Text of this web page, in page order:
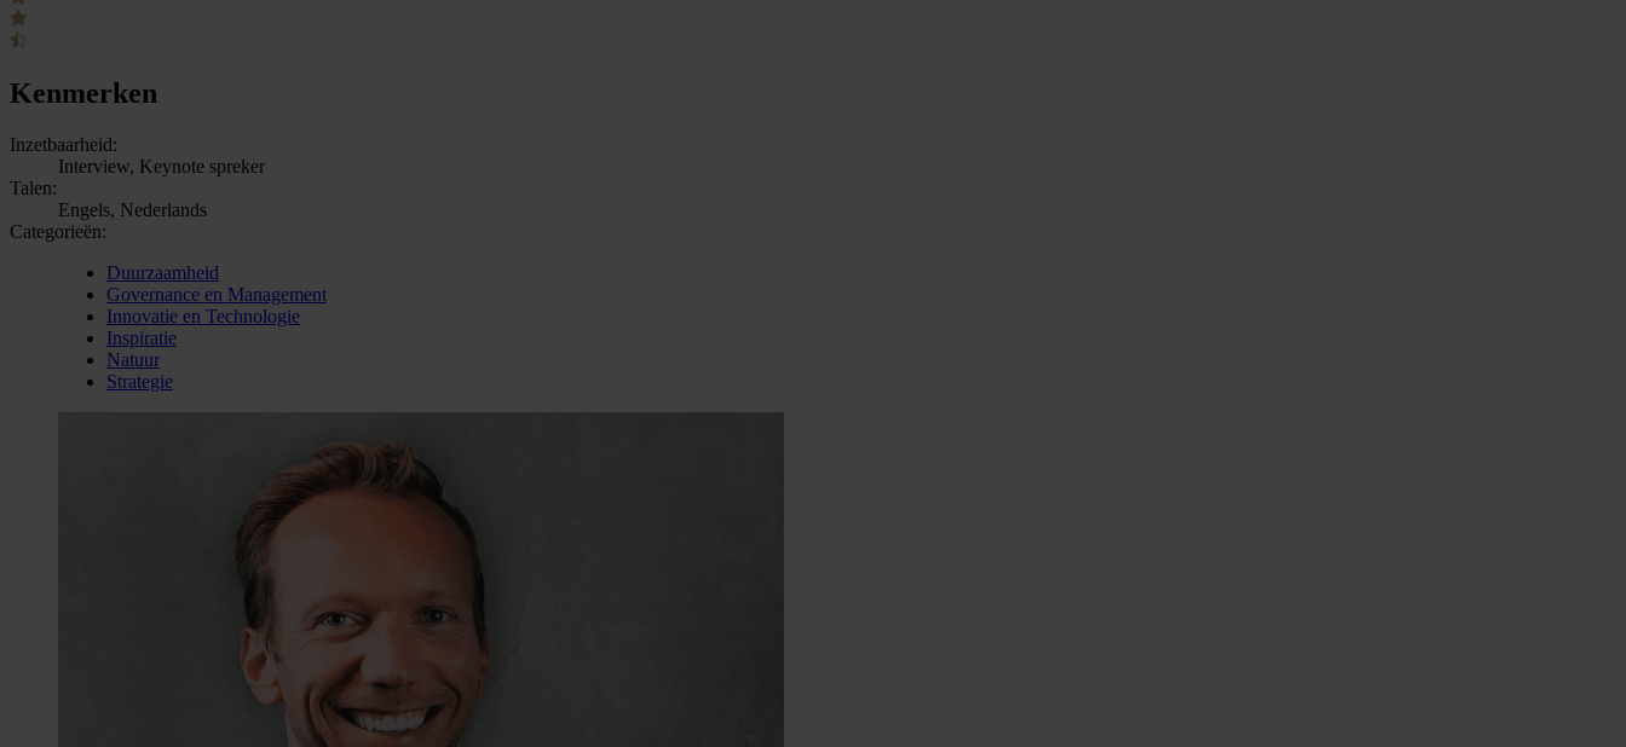
Kenmerken
Inzetbaarheid:
Interview, Keynote spreker
Talen:
Engels, Nederlands
Categorieën:
Duurzaamheid
Governance en Management
Innovatie en Technologie
Inspiratie
Natuur
Strategie